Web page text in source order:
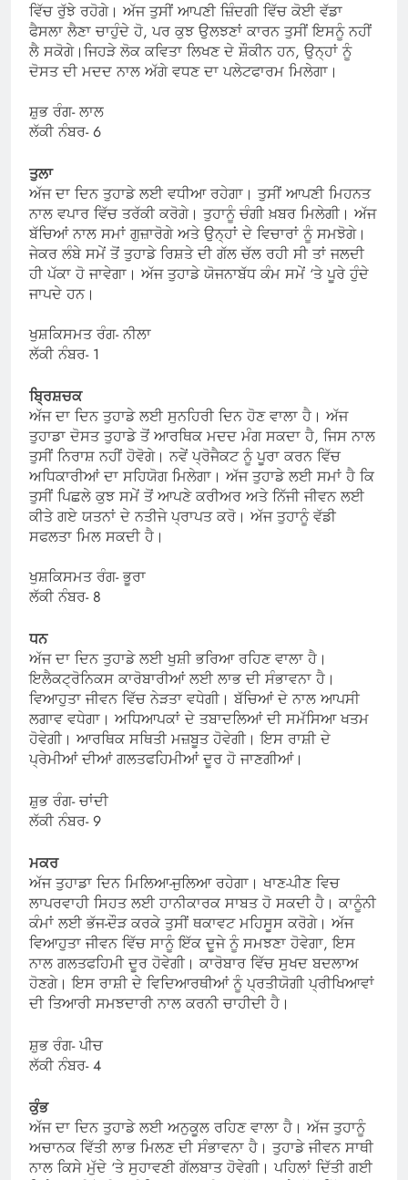
ਵਿੱਚ ਰੁੱਝੇ ਰਹੋਗੇ। ਅੱਜ ਤੁਸੀਂ ਆਪਣੀ ਜ਼ਿੰਦਗੀ ਵਿੱਚ ਕੋਈ ਵੱਡਾ
ਫੈਸਲਾ ਲੈਣਾ ਚਾਹੁੰਦੇ ਹੋ, ਪਰ ਕੁਝ ਉਲਝਣਾਂ ਕਾਰਨ ਤੁਸੀਂ ਇਸਨੂੰ ਨਹੀਂ
ਲੈ ਸਕੋਗੇ।ਜਿਹੜੇ ਲੋਕ ਕਵਿਤਾ ਲਿਖਣ ਦੇ ਸ਼ੌਕੀਨ ਹਨ, ਉਨ੍ਹਾਂ ਨੂੰ
ਦੋਸਤ ਦੀ ਮਦਦ ਨਾਲ ਅੱਗੇ ਵਧਣ ਦਾ ਪਲੇਟਫਾਰਮ ਮਿਲੇਗਾ।
ਸ਼ੁਭ ਰੰਗ- ਲਾਲ
ਲੱਕੀ ਨੰਬਰ- 6
ਤੁਲਾ
ਅੱਜ ਦਾ ਦਿਨ ਤੁਹਾਡੇ ਲਈ ਵਧੀਆ ਰਹੇਗਾ। ਤੁਸੀਂ ਆਪਣੀ ਮਿਹਨਤ
ਨਾਲ ਵਪਾਰ ਵਿੱਚ ਤਰੱਕੀ ਕਰੋਗੇ। ਤੁਹਾਨੂੰ ਚੰਗੀ ਖ਼ਬਰ ਮਿਲੇਗੀ। ਅੱਜ
ਬੱਚਿਆਂ ਨਾਲ ਸਮਾਂ ਗੁਜ਼ਾਰੋਗੇ ਅਤੇ ਉਨ੍ਹਾਂ ਦੇ ਵਿਚਾਰਾਂ ਨੂੰ ਸਮਝੋਗੇ।
ਜੇਕਰ ਲੰਬੇ ਸਮੇਂ ਤੋਂ ਤੁਹਾਡੇ ਰਿਸ਼ਤੇ ਦੀ ਗੱਲ ਚੱਲ ਰਹੀ ਸੀ ਤਾਂ ਜਲਦੀ
ਹੀ ਪੱਕਾ ਹੋ ਜਾਵੇਗਾ। ਅੱਜ ਤੁਹਾਡੇ ਯੋਜਨਾਬੱਧ ਕੰਮ ਸਮੇਂ ‘ਤੇ ਪੂਰੇ ਹੁੰਦੇ
ਜਾਪਦੇ ਹਨ।
ਖੁਸ਼ਕਿਸਮਤ ਰੰਗ- ਨੀਲਾ
ਲੱਕੀ ਨੰਬਰ- 1
ਬ੍ਰਿਸ਼ਚਕ
ਅੱਜ ਦਾ ਦਿਨ ਤੁਹਾਡੇ ਲਈ ਸੁਨਹਿਰੀ ਦਿਨ ਹੋਣ ਵਾਲਾ ਹੈ। ਅੱਜ
ਤੁਹਾਡਾ ਦੋਸਤ ਤੁਹਾਡੇ ਤੋਂ ਆਰਥਿਕ ਮਦਦ ਮੰਗ ਸਕਦਾ ਹੈ, ਜਿਸ ਨਾਲ
ਤੁਸੀਂ ਨਿਰਾਸ਼ ਨਹੀਂ ਹੋਵੋਗੇ। ਨਵੇਂ ਪ੍ਰੋਜੈਕਟ ਨੂੰ ਪੂਰਾ ਕਰਨ ਵਿੱਚ
ਅਧਿਕਾਰੀਆਂ ਦਾ ਸਹਿਯੋਗ ਮਿਲੇਗਾ। ਅੱਜ ਤੁਹਾਡੇ ਲਈ ਸਮਾਂ ਹੈ ਕਿ
ਤੁਸੀਂ ਪਿਛਲੇ ਕੁਝ ਸਮੇਂ ਤੋਂ ਆਪਣੇ ਕਰੀਅਰ ਅਤੇ ਨਿੱਜੀ ਜੀਵਨ ਲਈ
ਕੀਤੇ ਗਏ ਯਤਨਾਂ ਦੇ ਨਤੀਜੇ ਪ੍ਰਾਪਤ ਕਰੋ। ਅੱਜ ਤੁਹਾਨੂੰ ਵੱਡੀ
ਸਫਲਤਾ ਮਿਲ ਸਕਦੀ ਹੈ।
ਖੁਸ਼ਕਿਸਮਤ ਰੰਗ- ਭੂਰਾ
ਲੱਕੀ ਨੰਬਰ- 8
ਧਨ
ਅੱਜ ਦਾ ਦਿਨ ਤੁਹਾਡੇ ਲਈ ਖੁਸ਼ੀ ਭਰਿਆ ਰਹਿਣ ਵਾਲਾ ਹੈ।
ਇਲੈਕਟ੍ਰੋਨਿਕਸ ਕਾਰੋਬਾਰੀਆਂ ਲਈ ਲਾਭ ਦੀ ਸੰਭਾਵਨਾ ਹੈ।
ਵਿਆਹੁਤਾ ਜੀਵਨ ਵਿੱਚ ਨੇੜਤਾ ਵਧੇਗੀ। ਬੱਚਿਆਂ ਦੇ ਨਾਲ ਆਪਸੀ
ਲਗਾਵ ਵਧੇਗਾ। ਅਧਿਆਪਕਾਂ ਦੇ ਤਬਾਦਲਿਆਂ ਦੀ ਸਮੱਸਿਆ ਖਤਮ
ਹੋਵੇਗੀ। ਆਰਥਿਕ ਸਥਿਤੀ ਮਜ਼ਬੂਤ ​​ਹੋਵੇਗੀ। ਇਸ ਰਾਸ਼ੀ ਦੇ
ਪ੍ਰੇਮੀਆਂ ਦੀਆਂ ਗਲਤਫਹਿਮੀਆਂ ਦੂਰ ਹੋ ਜਾਣਗੀਆਂ।
ਸ਼ੁਭ ਰੰਗ- ਚਾਂਦੀ
ਲੱਕੀ ਨੰਬਰ- 9
ਮਕਰ
ਅੱਜ ਤੁਹਾਡਾ ਦਿਨ ਮਿਲਿਆ-ਜੁਲਿਆ ਰਹੇਗਾ। ਖਾਣ-ਪੀਣ ਵਿਚ
ਲਾਪਰਵਾਹੀ ਸਿਹਤ ਲਈ ਹਾਨੀਕਾਰਕ ਸਾਬਤ ਹੋ ਸਕਦੀ ਹੈ। ਕਾਨੂੰਨੀ
ਕੰਮਾਂ ਲਈ ਭੱਜ-ਦੌੜ ਕਰਕੇ ਤੁਸੀਂ ਥਕਾਵਟ ਮਹਿਸੂਸ ਕਰੋਗੇ। ਅੱਜ
ਵਿਆਹੁਤਾ ਜੀਵਨ ਵਿੱਚ ਸਾਨੂੰ ਇੱਕ ਦੂਜੇ ਨੂੰ ਸਮਝਣਾ ਹੋਵੇਗਾ, ਇਸ
ਨਾਲ ਗਲਤਫਹਿਮੀ ਦੂਰ ਹੋਵੇਗੀ। ਕਾਰੋਬਾਰ ਵਿੱਚ ਸੁਖਦ ਬਦਲਾਅ
ਹੋਣਗੇ। ਇਸ ਰਾਸ਼ੀ ਦੇ ਵਿਦਿਆਰਥੀਆਂ ਨੂੰ ਪ੍ਰਤੀਯੋਗੀ ਪ੍ਰੀਖਿਆਵਾਂ
ਦੀ ਤਿਆਰੀ ਸਮਝਦਾਰੀ ਨਾਲ ਕਰਨੀ ਚਾਹੀਦੀ ਹੈ।
ਸ਼ੁਭ ਰੰਗ- ਪੀਚ
ਲੱਕੀ ਨੰਬਰ- 4
ਕੁੰਭ
ਅੱਜ ਦਾ ਦਿਨ ਤੁਹਾਡੇ ਲਈ ਅਨੁਕੂਲ ਰਹਿਣ ਵਾਲਾ ਹੈ। ਅੱਜ ਤੁਹਾਨੂੰ
ਅਚਾਨਕ ਵਿੱਤੀ ਲਾਭ ਮਿਲਣ ਦੀ ਸੰਭਾਵਨਾ ਹੈ। ਤੁਹਾਡੇ ਜੀਵਨ ਸਾਥੀ
ਨਾਲ ਕਿਸੇ ਮੁੱਦੇ ‘ਤੇ ਸੁਹਾਵਣੀ ਗੱਲਬਾਤ ਹੋਵੇਗੀ। ਪਹਿਲਾਂ ਦਿੱਤੀ ਗਈ